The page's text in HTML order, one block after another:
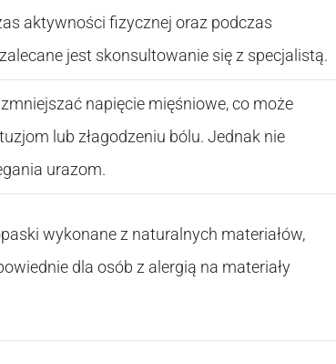
aktywności fizycznej oraz podczas
jest skonsultowanie się z specjalistą.
napięcie mięśniowe, co może
lub złagodzeniu bólu. Jednak nie
urazom.
wykonane z naturalnych materiałów,
dla osób z alergią na materiały